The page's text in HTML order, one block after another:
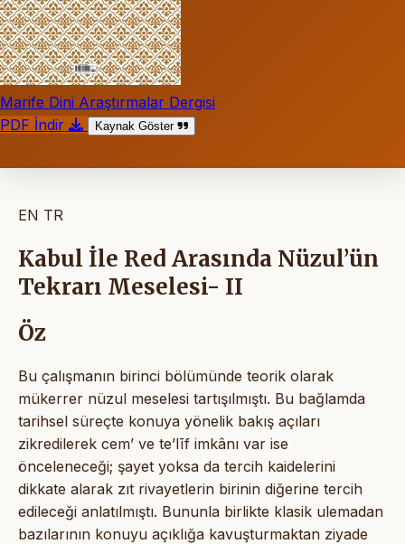
Marife Dini Araştırmalar Dergisi
PDF İndir
Kaynak Göster
EN TR
Kabul İle Red Arasında Nüzul’ün
Tekrarı Meselesi- II
Öz
Bu çalışmanın birinci bölümünde teorik olarak
mükerrer nüzul meselesi tartışılmıştı. Bu bağlamda
tarihsel süreçte konuya yönelik bakış açıları
zikredilerek cem’ ve te’līf imkânı var ise
önceleneceği; şayet yoksa da tercih kaidelerini
dikkate alarak zıt rivayetlerin birinin diğerine tercih
edileceği anlatılmıştı. Bununla birlikte klasik ulemadan
bazılarının konuyu açıklığa kavuşturmaktan ziyade